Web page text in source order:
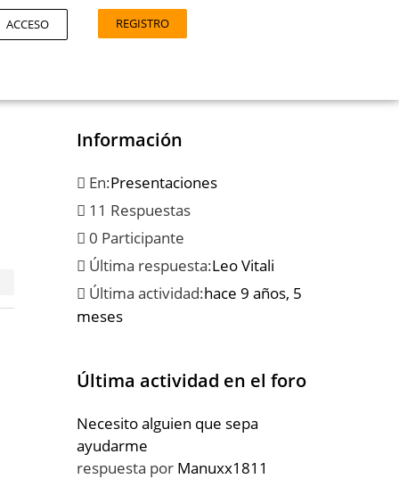
ACCESO REGISTRO
Información
En:Presentaciones
11 Respuestas
0 Participante
Última respuesta:Leo Vitali
Última actividad:hace 9 años, 5
meses
Última actividad en el foro
Necesito alguien que sepa
ayudarme
respuesta por Manuxx1811